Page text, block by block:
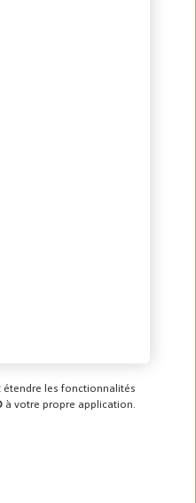
étendre les fonctionnalités
à votre propre application.